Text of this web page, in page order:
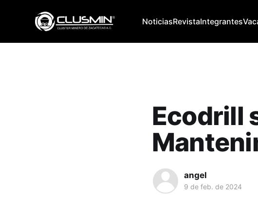
NoticiasRevistaIntegrantes
Ecodrill
angel
9 de feb. de 2024